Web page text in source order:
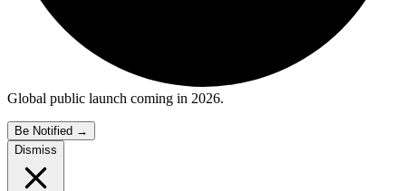
Global public launch coming in 2026.
Be Notified →
Dismiss